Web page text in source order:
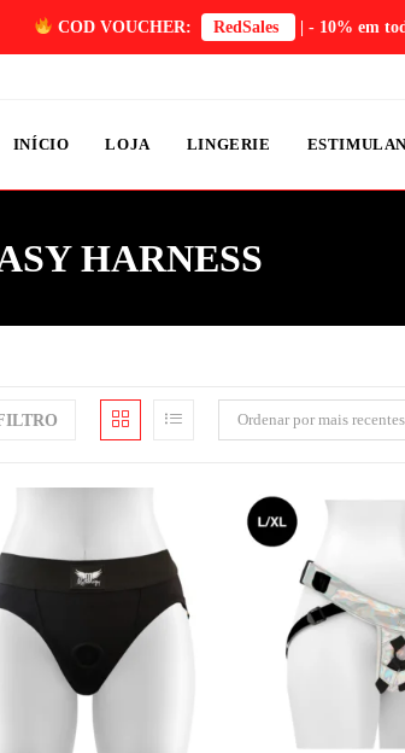
COD VOUCHER: RedSales | - 10% em
INÍCIO LOJA LINGERIE
HARNESS
Ordenar por mais recentes